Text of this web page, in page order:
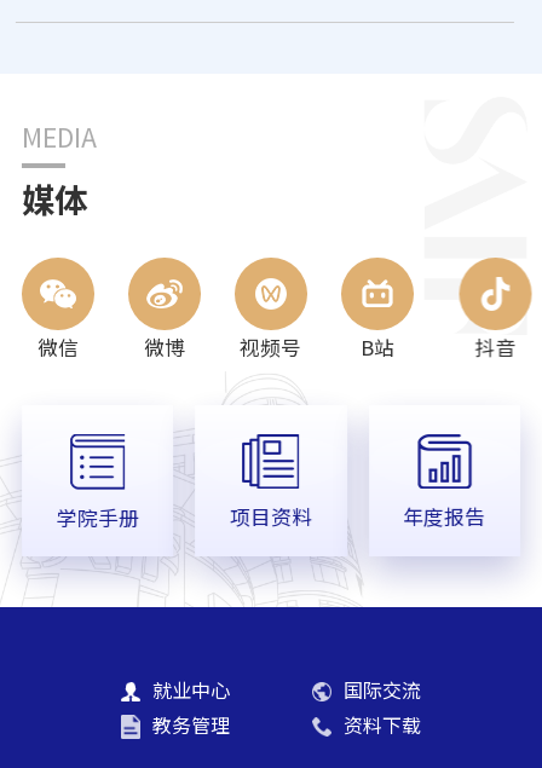
MEDIA
媒体
微信 微博 视频号 B站 抖音
学院手册 项目资料 年度报告
就业中心
国际交流
教务管理
资料下载